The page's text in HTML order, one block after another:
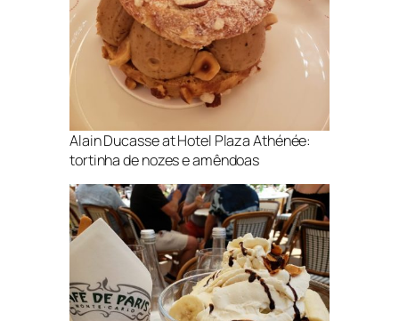
Alain Ducasse at Hotel Plaza Athénée:
tortinha de nozes e amêndoas